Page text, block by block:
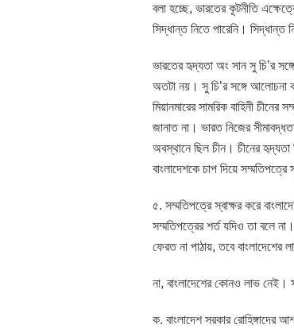
বলা হচ্ছে, ভারতের কূটনীতি
সিদ্ধান্ত নিতে পারেনি। সিদ্ধান্ত
ভারতের হৃদ্যতা অং সান সু চি’র
অতটা নয়। সু চি’র সঙ্গে আলোচনা
মিয়ানমারের সামরিক বাহিনী
জানাত না। ভারত নিজের
অবস্থানে ছিল চীন। চীনের হৃদ্যতা
বাংলাদেশকে চাপ দিয়ে সম্মতিপত্রে
৫. সম্মতিপত্রে স্বাক্ষর করে
সম্মতিপত্রের শর্ত যদিও তা বলে
ফেরত না পাঠায়, তবে বাংলাদেশের
না, বাংলাদেশের কোনও লাভ নেই।
ক. বাংলাদেশ সরকার রোহিঙ্গাদের